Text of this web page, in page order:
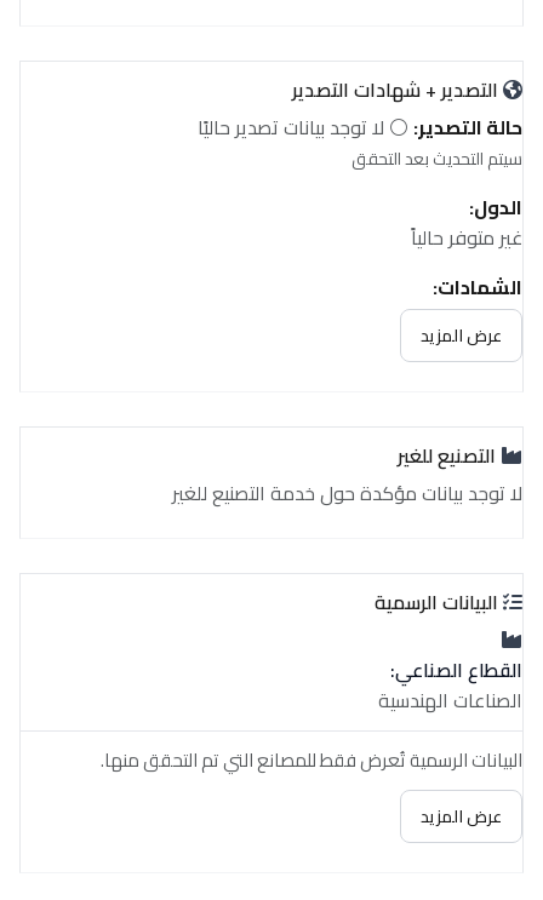
التصدير + شهادات التصدير
حالة التصدير: ⚪ لا توجد بيانات تصدير حاليًا
سيتم التحديث بعد التحقق
الدول:
غير متوفر حالياً
الشهادات:
غير متوفر حالياً
عرض المزيد
التصنيع للغير
لا توجد بيانات مؤكدة حول خدمة التصنيع للغير
البيانات الرسمية
القطاع الصناعي:
الصناعات الهندسية
البيانات الرسمية تُعرض فقط للمصانع التي تم التحقق منها.
عرض المزيد